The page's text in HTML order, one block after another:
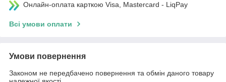
Онлайн-оплата карткою Visa, Mastercard - LiqPay
Всі умови оплати
Умови повернення
Законом не передбачено повернення та обмін даного товару